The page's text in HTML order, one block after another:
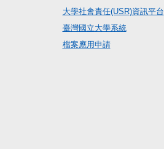
大學社會責任(USR)資訊平台
臺灣國立大學系統
檔案應用申請